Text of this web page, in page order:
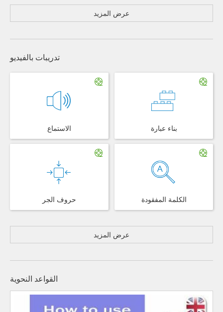
عرض المزيد
تدريبات بالفيديو
الاستماع بناء عبارة
حروف الجر الكلمة المفقودة
عرض المزيد
القواعد النحوية